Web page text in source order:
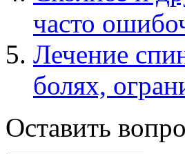
часто
Лечение
болях,
Оставить